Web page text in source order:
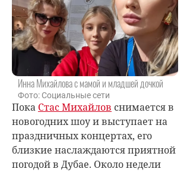
Инна Михайлова с мамой и младшей дочкой
Фото: Социальные сети
Пока Стас Михайлов снимается в
новогодних шоу и выступает на
праздничных концертах, его
близкие наслаждаются приятной
погодой в Дубае. Около недели